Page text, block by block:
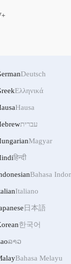
Deutsch
Ελληνικά
Hausa
עברית
Magyar
हिन्दी
Bahasa
Italiano
日本語
한국어
ລາວ
Bahasa Melayu